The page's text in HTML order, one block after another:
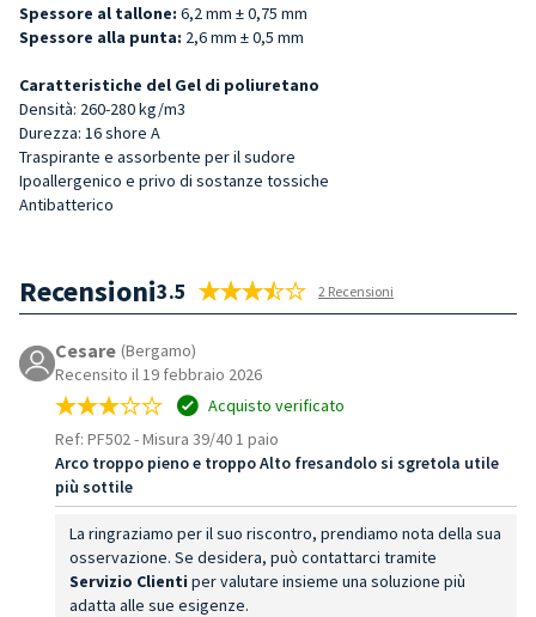
Spessore al tallone: 6,2 mm ± 0,75 mm
Spessore alla punta: 2,6 mm ± 0,5 mm
Caratteristiche del Gel di poliuretano
Densità: 260-280 kg/m3
Durezza: 16 shore A
Traspirante e assorbente per il sudore
Ipoallergenico e privo di sostanze tossiche
Antibatterico
Recensioni3.5 2 Recensioni
Cesare (Bergamo)
Recensito il 19 febbraio 2026
Acquisto verificato
Ref: PF502 -Misura 39/40 1 paio
Arco troppo pieno e troppo Alto fresandolo si sgretola utile
più sottile
La ringraziamo per il suo riscontro, prendiamo nota della sua
osservazione. Se desidera, può contattarci tramite
Servizio Clienti per valutare insieme una soluzione più
adatta alle sue esigenze.